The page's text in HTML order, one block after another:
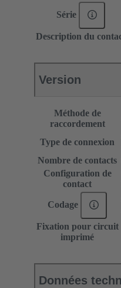
Série
Description du
Version
Méthode de
raccordement
Type de connexion
Nombre de contacts
Configuration de
contact
Codage
Fixation pour circuit
imprimé
Données